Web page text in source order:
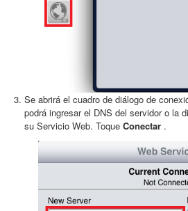
Se abrirá el cuadro de diálogo de
podrá ingresar el DNS del servidor o la
su Servicio Web. Toque Conectar .